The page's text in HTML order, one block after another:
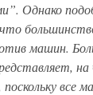
Однако
машин.
все